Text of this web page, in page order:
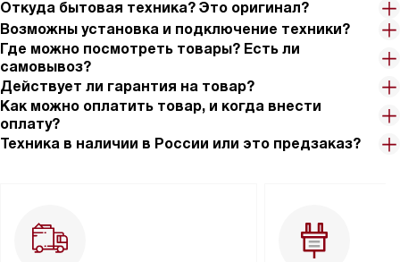
Откуда бытовая техника? Это оригинал?
Возможны установка и подключение техники?
Где можно посмотреть товары? Есть ли
самовывоз?
Действует ли гарантия на товар?
Как можно оплатить товар, и когда внести
оплату?
Техника в наличии в России или это предзаказ?